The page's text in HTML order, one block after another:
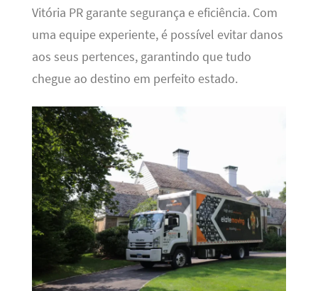
Vitória PR garante segurança e eficiência. Com
uma equipe experiente, é possível evitar danos
aos seus pertences, garantindo que tudo
chegue ao destino em perfeito estado.